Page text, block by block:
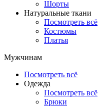
Шорты
Натуральные ткани
Посмотреть всё
Костюмы
Платья
Мужчинам
Посмотреть всё
Одежда
Посмотреть всё
Брюки